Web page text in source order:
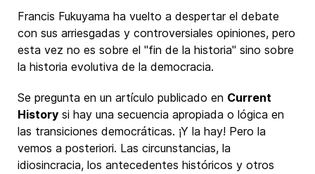
Francis Fukuyama ha vuelto a despertar el debate
con sus arriesgadas y controversiales opiniones, pero
esta vez no es sobre el "fin de la historia" sino sobre
la historia evolutiva de la democracia.
Se pregunta en un artículo publicado en Current
History si hay una secuencia apropiada o lógica en
las transiciones democráticas. ¡Y la hay! Pero la
vemos a posteriori. Las circunstancias, la
idiosincracia, los antecedentes históricos y otros